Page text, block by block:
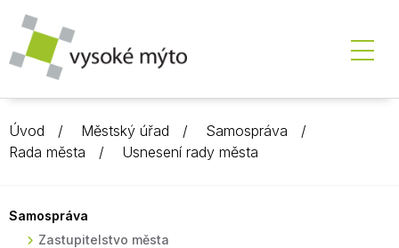
Úvod Městský úřad
Samospráva
Rada města
Usnesení rady města
Samospráva
Zastupitelstvo města